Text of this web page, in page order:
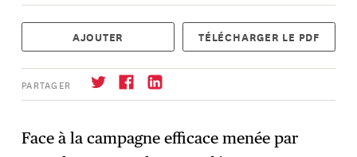
AJOUTER TÉLÉCHARGER LE PDF
PARTAGER
Face à la campagne efficace menée par